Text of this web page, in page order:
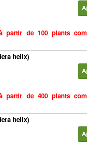
partir de 100 plants
helix)
partir de 400 plants
helix)